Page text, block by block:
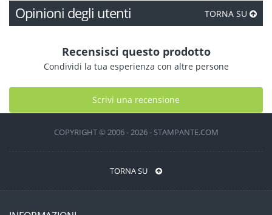
Opinioni degli utenti TORNA SU
Recensisci questo prodotto
Condividi la tua esperienza con altre persone
Scrivi una recensione
COPYRIGHT © 2006 - 2026 - STAMPANTE.COM
TORNA SU